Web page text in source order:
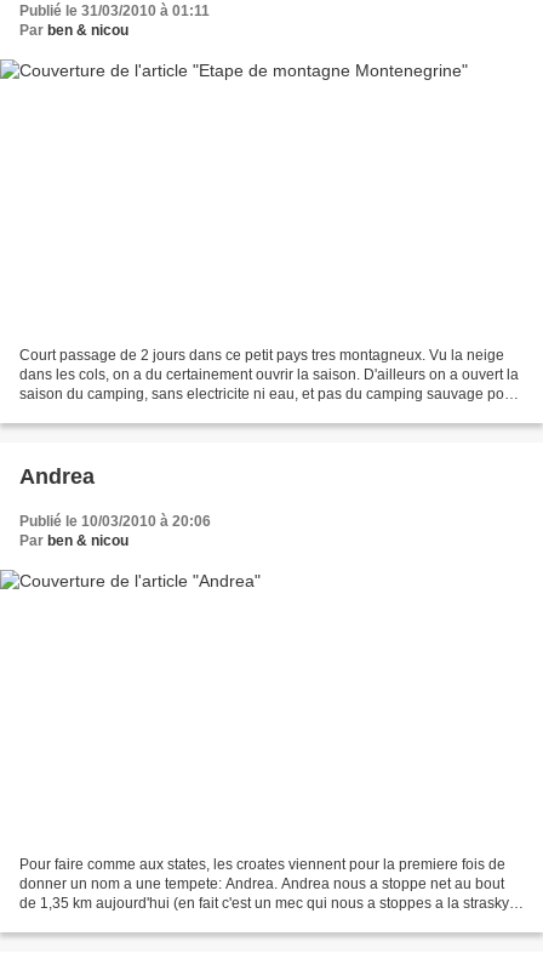
Publié le 31/03/2010 à 01:11
Par ben & nicou
Court passage de 2 jours dans ce petit pays tres montagneux. Vu la neige
dans les cols, on a du certainement ouvrir la saison. D'ailleurs on a ouvert la
saison du camping, sans electricite ni eau, et pas du camping sauvage pour
Andrea
Publié le 10/03/2010 à 20:06
Par ben & nicou
Pour faire comme aux states, les croates viennent pour la premiere fois de
donner un nom a une tempete: Andrea. Andrea nous a stoppe net au bout
de 1,35 km aujourd'hui (en fait c'est un mec qui nous a stoppes a la strasky